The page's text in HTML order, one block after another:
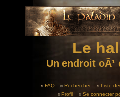
Le
Un endroit
FAQ Rechercher
Liste
Profil
Se connecter